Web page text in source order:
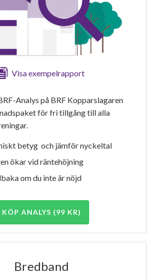
Visa exempelrapport
Analys på BRF Kopparslagaren
för fri tillgång till alla
betyg och jämför nyckeltal
ökar vid räntehöjning
om du inte är nöjd
KÖP ANALYS (99 KR)
Bredband